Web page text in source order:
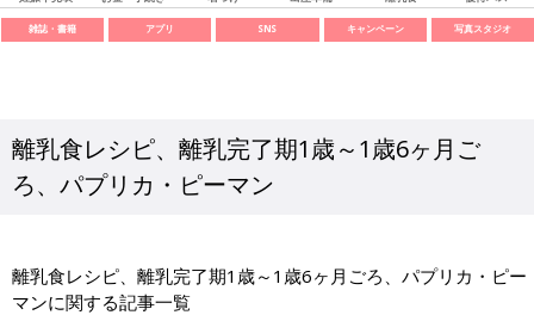
雑誌・書籍 アプリ SNS キャンペーン 写真スタジオ
離乳食レシピ、離乳完了期1歳～1歳6ヶ月ご
ろ、パプリカ・ピーマン
離乳食レシピ、離乳完了期1歳～1歳6ヶ月ごろ、パプリカ・ピー
マンに関する記事一覧